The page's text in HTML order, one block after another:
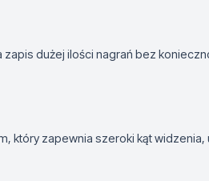
zapis dużej ilości nagrań bez
który zapewnia szeroki kąt widzenia,